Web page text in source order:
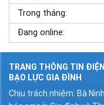
Trong tháng:
Đang online:
TRANG THÔNG TIN
BẠO LỰC GIA ĐÌNH
Chịu trách nhiệm: Bà